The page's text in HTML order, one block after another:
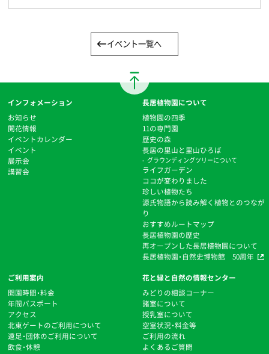
イベント一覧へ
インフォメーション
お知らせ
開花情報
イベントカレンダー
イベント
展示会
講習会
長居植物園について
植物園の四季
11の専門園
歴史の森
⻑居の里山と里山ひろば
グラウンディングツリーについて
ライフガーデン
ココが変わりました
珍しい植物たち
源氏物語から読み解く植物とのつなが
り
おすすめルートマップ
⻑居植物園の歴史
再オープンした長居植物園について
長居植物園・自然史博物館 50周年
ご利用案内
開園時間・料金
年間パスポート
アクセス
北東ゲートのご利用について
遠足・団体のご利用について
飲食・休憩
花と緑と自然の情報センター
みどりの相談コーナー
諸室について
授乳室について
空室状況・料金等
ご利用の流れ
よくあるご質問